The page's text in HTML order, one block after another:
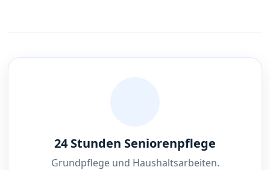
24 Stunden Seniorenpflege
Grundpflege und Haushaltsarbeiten.